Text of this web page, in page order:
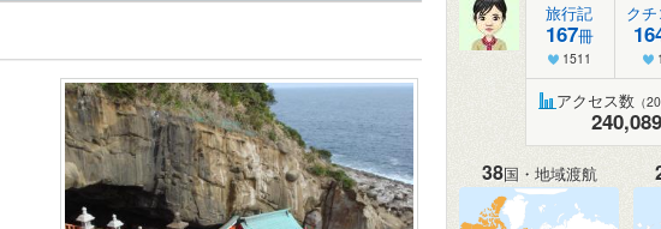
旅行記
167冊
1511
クチ
アクセス数 （
240,089
38国・地域渡航